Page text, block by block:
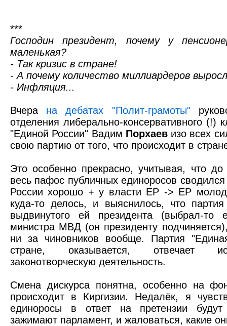
***
Господин президент, почему у
маленькая?
- Так кризис в стране!
- А почему количество миллиардеров
- Инфляция...
Вчера на дебатах "Полит-грамоты"
отделения либерально-консервативного (!)
"Единой России" Вадим Порхаевизо всех
свою партию от того, что происходит в
Это особенно прекрасно, учитывая, что
весь пафос публичных единоросов
России хорошо + у власти ЕР -> ЕР
куда-то делось, и выяснилось, что
выдвинутого ей президента (выбрал-
министра МВД (он президенту
ни за чиновников вообще. Партия
стране, оказывается, отвечает
законотворческую деятельность.
Смена дискурса понятна, особенно на
происходит в Киргизии. Недалёк, я
единоросы в ответ на претензии будут
зажимают парламент, и жаловаться, какие